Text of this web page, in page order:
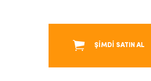
ŞİMDİ SATIN AL